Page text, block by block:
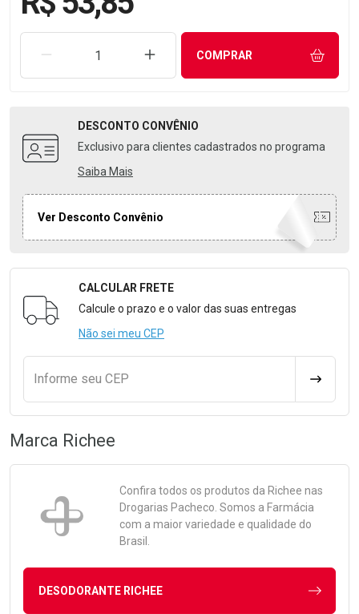
REMOVER UMA UNIDADEAUMENTAR UMA UNIDADE
COMPRAR
DESCONTO CONVÊNIO
Exclusivo para clientes cadastrados no programa
Saiba Mais
Ver Desconto Convênio
Formulário para Calcular o Frete
CALCULAR FRETE
Calcule o prazo e o valor das suas entregas
Não sei meu CEP
Informe seu CEP
Marca Richee
Confira todos os produtos da Richee nas
Drogarias Pacheco. Somos a Farmácia
com a maior variedade e qualidade do
Brasil.
DESODORANTE RICHEE